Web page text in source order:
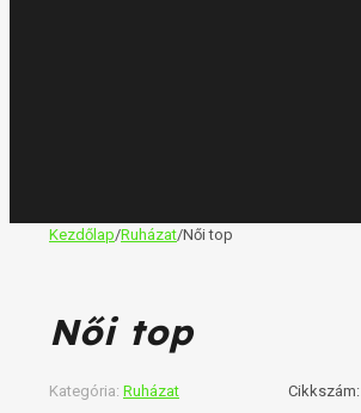
Kezdőlap/Ruházat/Női top
Női top
Kategória: Ruházat Cikkszám: